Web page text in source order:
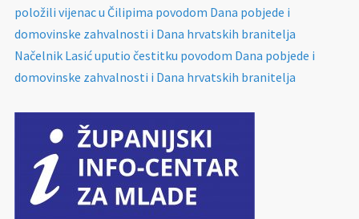
položili vijenac u Čilipima povodom Dana pobjede i
domovinske zahvalnosti i Dana hrvatskih branitelja
Načelnik Lasić uputio čestitku povodom Dana pobjede i
domovinske zahvalnosti i Dana hrvatskih branitelja